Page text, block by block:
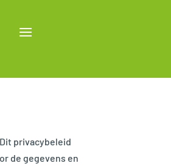
privacybeleid
de gegevens en